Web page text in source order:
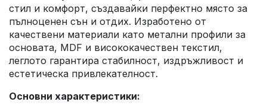
стил и комфорт, създавайки перфектно място за
пълноценен сън и отдих. Изработено от
качествени материали като метални профили за
основата, MDF и висококачествен текстил,
леглото гарантира стабилност, издръжливост и
естетическа привлекателност.
Основни характеристики: